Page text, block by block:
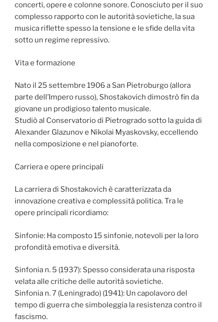
concerti, opere e colonne sonore. Conosciuto per il suo
complesso rapporto con le autorità sovietiche, la sua
musica riflette spesso la tensione e le sfide della vita
sotto un regime repressivo.
Vita e formazione
Nato il 25 settembre 1906 a San Pietroburgo (allora
parte dell’Impero russo), Shostakovich dimostrò fin da
giovane un prodigioso talento musicale.
Studiò al Conservatorio di Pietrogrado sotto la guida di
Alexander Glazunov e Nikolai Myaskovsky, eccellendo
nella composizione e nel pianoforte.
Carriera e opere principali
La carriera di Shostakovich è caratterizzata da
innovazione creativa e complessità politica. Tra le
opere principali ricordiamo:
Sinfonie: Ha composto 15 sinfonie, notevoli per la loro
profondità emotiva e diversità.
Sinfonia n. 5 (1937): Spesso considerata una risposta
velata alle critiche delle autorità sovietiche.
Sinfonia n. 7 (Leningrado) (1941): Un capolavoro del
tempo di guerra che simboleggia la resistenza contro il
fascismo.